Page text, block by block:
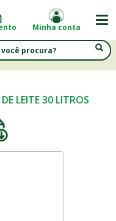
Minha conta
LEITE 30 LITROS